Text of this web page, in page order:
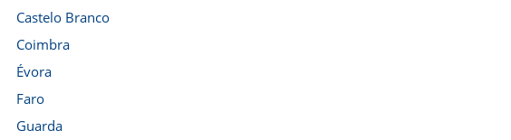
Castelo Branco
Coimbra
Évora
Faro
Guarda